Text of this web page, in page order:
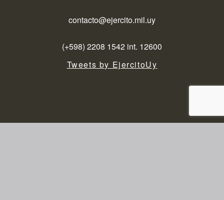
contacto@ejercito.mil.uy
(+598) 2208 1542 int. 12600
Tweets by EjercitoUy